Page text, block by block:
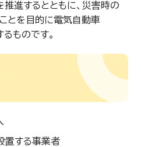
進するとともに、災害時の
とを目的に電気自動車
ものです。
置する事業者